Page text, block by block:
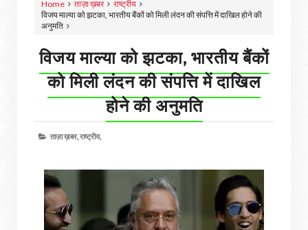
Home ताज़ा ख़बर
राष्ट्रीय
विजय माल्‍या को झटका, भारतीय बैंकों को मिली लंदन की संपत्ति में दाखिल होने की
अनुमति
विजय माल्‍या को झटका, भारतीय बैंकों
को मिली लंदन की संपत्ति में दाखिल
होने की अनुमति
ताज़ा ख़बर,राष्ट्रीय,